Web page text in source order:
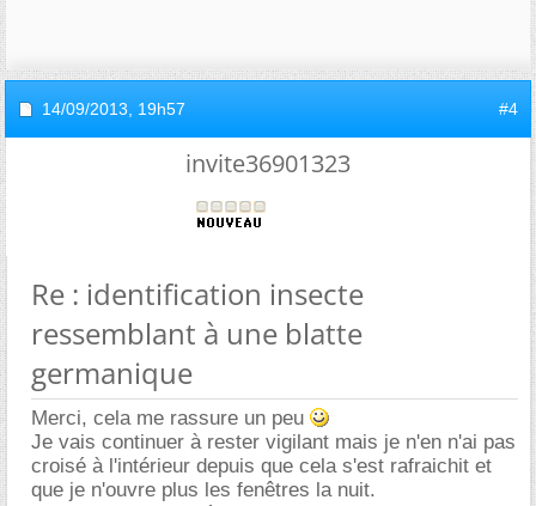
14/09/2013, 19h57 #4
invite36901323
Re : identification insecte
ressemblant à une blatte
germanique
Merci, cela me rassure un peu
Je vais continuer à rester vigilant mais je n'en n'ai pas
croisé à l'intérieur depuis que cela s'est rafraichit et
que je n'ouvre plus les fenêtres la nuit.